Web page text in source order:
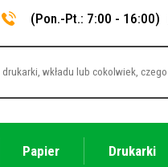
(Pon.-Pt.: 7:00 - 16:00)
Papier Drukarki